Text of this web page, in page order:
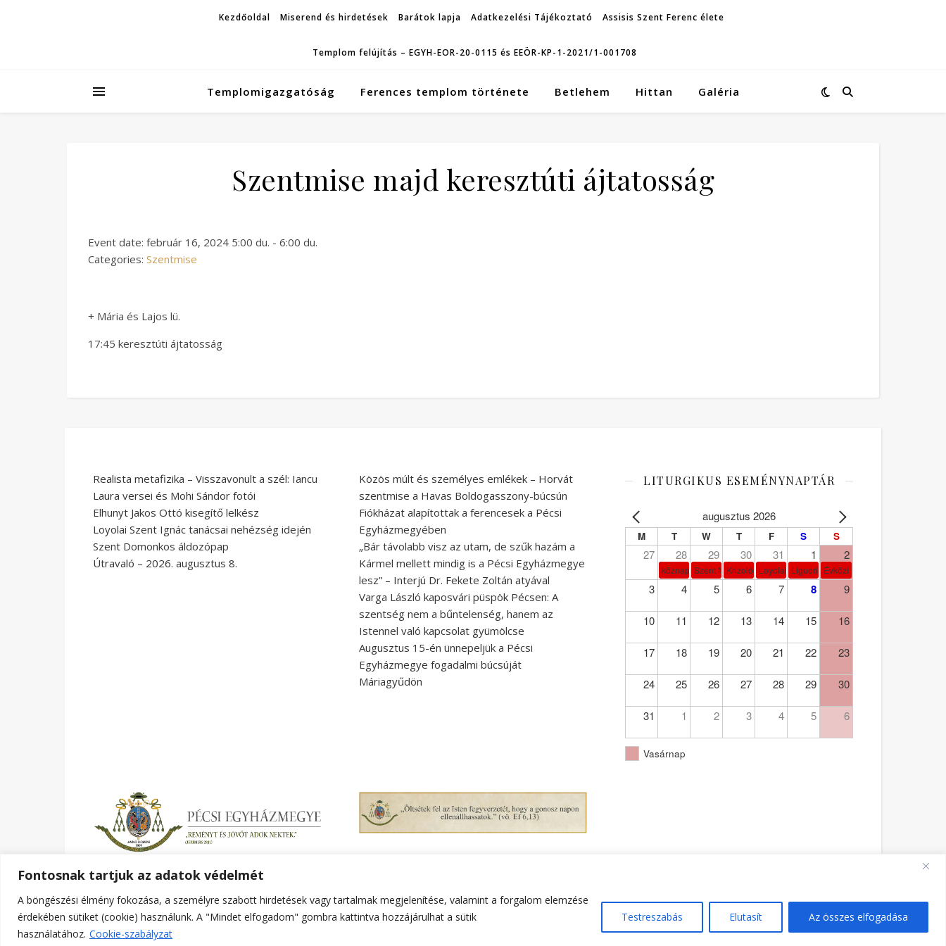
Fontosnak tartjuk az adatok védelmét
A böngészési élmény fokozása, a személyre szabott hirdetések vagy tartalmak megjelenítése, valamint a forgalom elemzése
érdekében sütiket (cookie) használunk. A "Mindet elfogadom" gombra kattintva hozzájárulhat a sütik
használatához. Cookie-szabályzat
Testreszabás Elutasít Az összes elfogadása
Kezdőoldal Miserend és hirdetések Barátok lapja Adatkezelési Tájékoztató Assisis Szent Ferenc élete
Templom felújítás – EGYH-EOR-20-0115 és EEÖR-KP-1-2021/1-001708
Templomigazgatóság Ferences templom története Betlehem Hittan Galéria
Szentmise majd keresztúti ájtatosság
Event date: február 16, 2024 5:00 du. - 6:00 du.
Categories: Szentmise
+ Mária és Lajos lü.
17:45 keresztúti ájtatosság
Realista metafizika – Visszavonult a szél: Iancu
Laura versei és Mohi Sándor fotói
Elhunyt Jakos Ottó kisegítő lelkész
Loyolai Szent Ignác tanácsai nehézség idején
Szent Domonkos áldozópap
Útravaló – 2026. augusztus 8.
Közös múlt és személyes emlékek – Horvát
szentmise a Havas Boldogasszony-búcsún
Fiókházat alapítottak a ferencesek a Pécsi
Egyházmegyében
„Bár távolabb visz az utam, de szűk hazám a
Kármel mellett mindig is a Pécsi Egyházmegye
lesz” – Interjú Dr. Fekete Zoltán atyával
Varga László kaposvári püspök Pécsen: A
szentség nem a bűntelenség, hanem az
Istennel való kapcsolat gyümölcse
Augusztus 15-én ünnepeljük a Pécsi
Egyházmegye fogadalmi búcsúját
Máriagyűdön
LITURGIKUS ESEMÉNYNAPTÁR
augusztus 2026
M T W T F S S
27 28 29 30 31 1 2
köznap Szent Márta, Mária és Lázár
Krizológ Szent Péter
Loyolai Szent Ignác
Liguori Szent Alfonz pk-et.
Évközi 18. vasárnap
3 4 5 6 7 8 9
10 11 12 13 14 15 16
17 18 19 20 21 22 23
24 25 26 27 28 29 30
31 1 2 3 4 5 6
Vasárnap
Ferences Templom Pécs - PA - hivatalos oldala 2021.
Ashe a sablont készítette: WP Royal